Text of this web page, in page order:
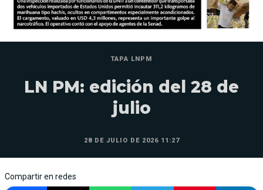
TAPA LNPM
LN PM: edición del 28 de
julio
28 DE JULIO DE 2026 11:27
Compartir en redes